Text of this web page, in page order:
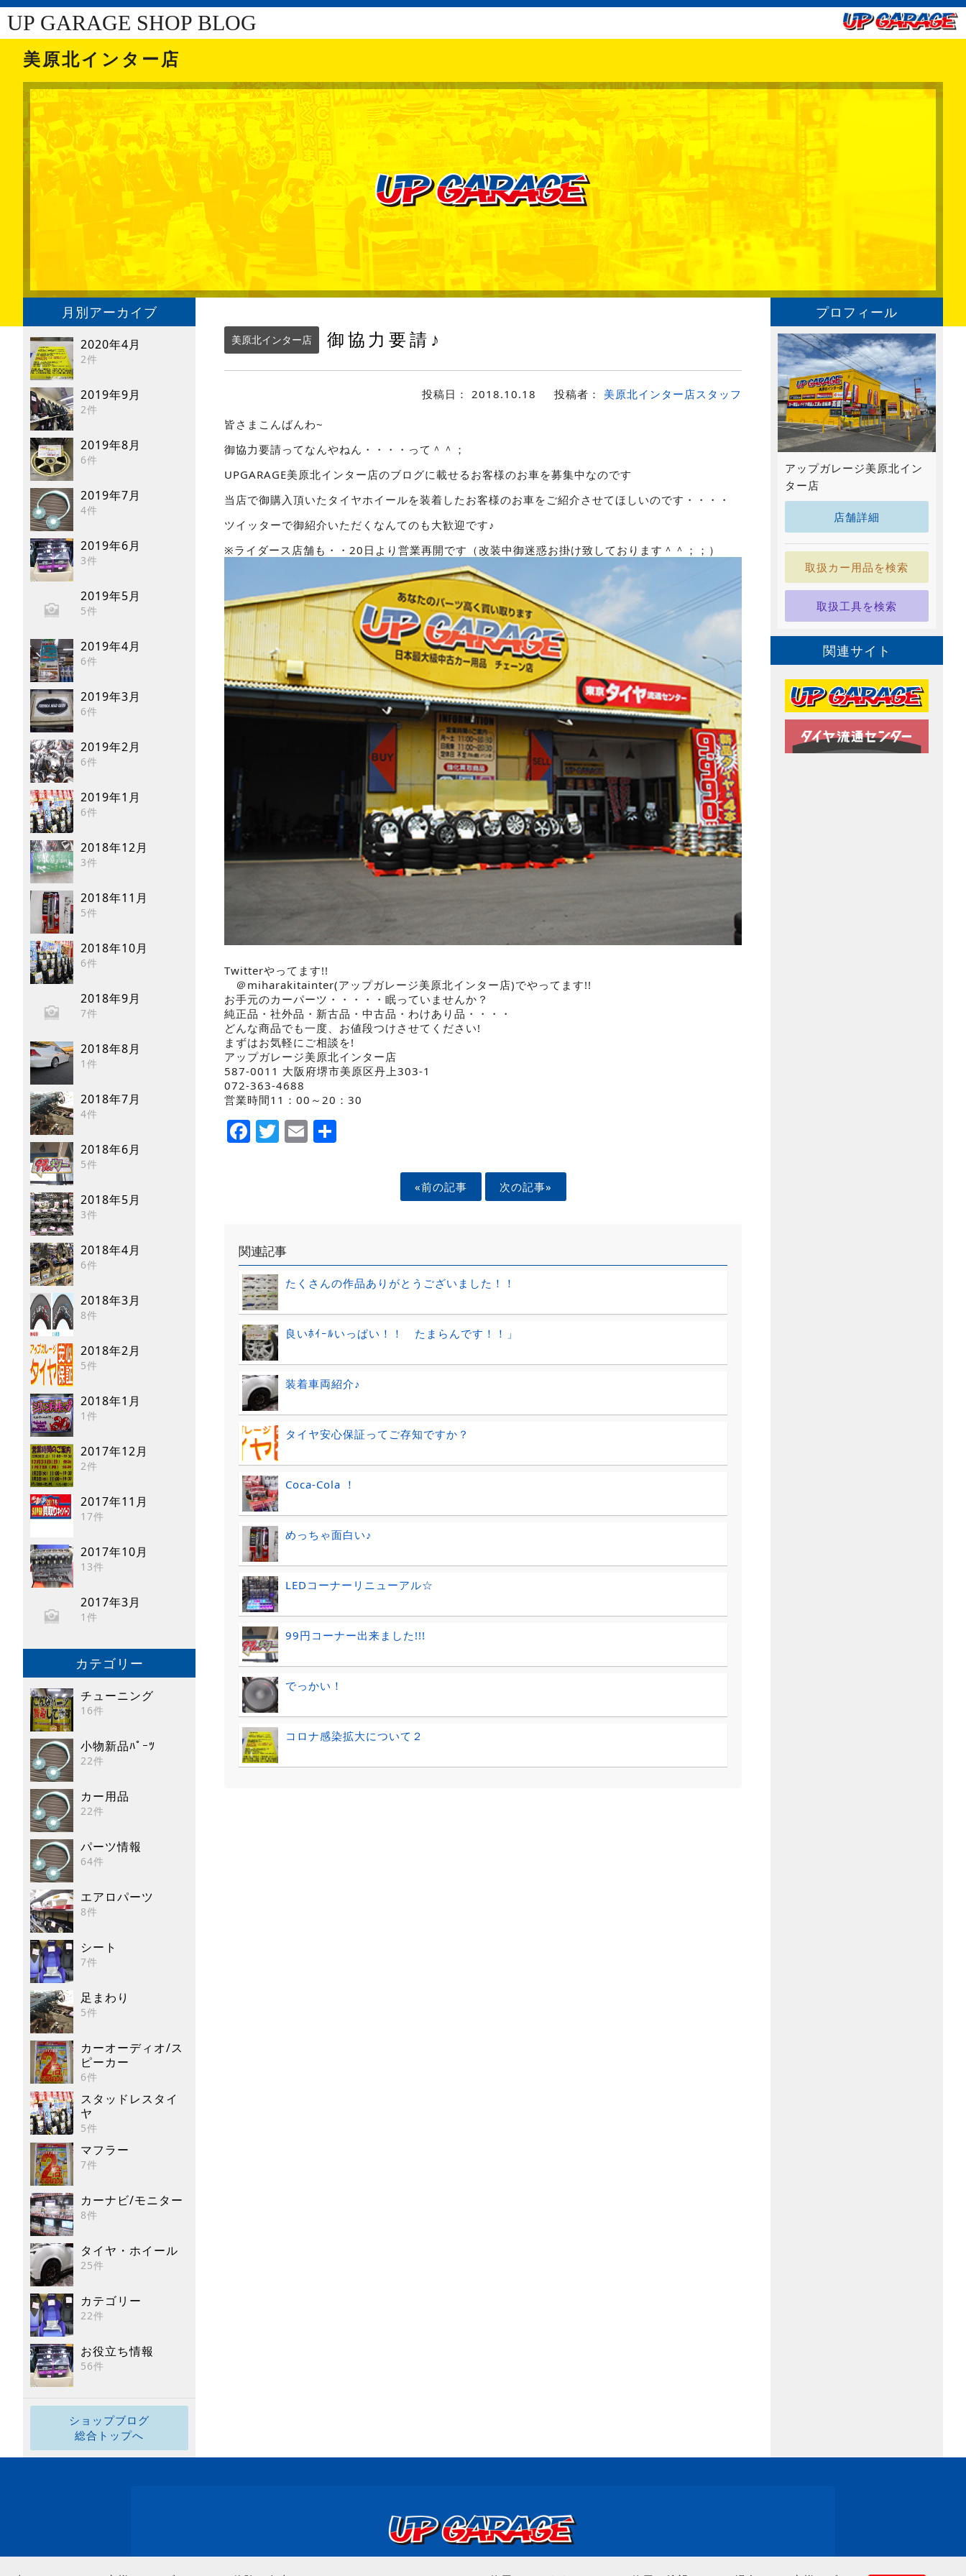
UP GARAGE SHOP BLOG
美原北インター店
月別アーカイブ
2020年4月
2件
2019年9月
2件
2019年8月
6件
2019年7月
4件
2019年6月
3件
2019年5月
5件
2019年4月
6件
2019年3月
6件
2019年2月
6件
2019年1月
6件
2018年12月
3件
2018年11月
5件
2018年10月
6件
2018年9月
7件
2018年8月
1件
2018年7月
4件
2018年6月
5件
2018年5月
3件
2018年4月
6件
2018年3月
8件
2018年2月
5件
2018年1月
1件
2017年12月
2件
2017年11月
17件
2017年10月
13件
2017年3月
1件
カテゴリー
チューニング
16件
小物新品ﾊﾟｰﾂ
22件
カー用品
22件
パーツ情報
64件
エアロパーツ
8件
シート
7件
足まわり
5件
カーオーディオ/ス
ピーカー
6件
スタッドレスタイ
ヤ
5件
マフラー
7件
カーナビ/モニター
8件
タイヤ・ホイール
25件
カテゴリー
22件
お役立ち情報
56件
ショップブログ
総合トップへ
美原北インター店 御協力要請♪
投稿日： 2018.10.18 投稿者： 美原北インター店スタッフ
皆さまこんばんわ~
御協力要請ってなんやねん・・・・って＾＾；
UPGARAGE美原北インター店のブログに載せるお客様のお車を募集中なのです
当店で御購入頂いたタイヤホイールを装着したお客様のお車をご紹介させてほしいのです・・・・
ツイッターで御紹介いただくなんてのも大歓迎です♪
※ライダース店舗も・・20日より営業再開です（改装中御迷惑お掛け致しております＾＾；；）
Twitterやってます!!
＠miharakitainter(アップガレージ美原北インター店)でやってます!!
お手元のカーパーツ・・・・・眠っていませんか？
純正品・社外品・新古品・中古品・わけあり品・・・・
どんな商品でも一度、お値段つけさせてください!
まずはお気軽にご相談を!
アップガレージ美原北インター店
587-0011 大阪府堺市美原区丹上303-1
072-363-4688
営業時間11：00～20：30
Facebook
Twitter
Email
«前の記事 次の記事»
関連記事
たくさんの作品ありがとうございました！！
良いﾎｲｰﾙいっぱい！！ たまらんです！！」
装着車両紹介♪
タイヤ安心保証ってご存知ですか？
Coca-Cola ！
めっちゃ面白い♪
LEDコーナーリニューアル☆
99円コーナー出来ました!!!
でっかい！
コロナ感染拡大について２
プロフィール
アップガレージ美原北イン
ター店
店舗詳細
取扱カー用品を検索
取扱工具を検索
関連サイト